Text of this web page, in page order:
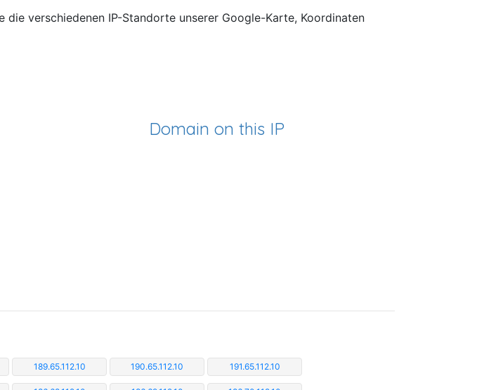
die verschiedenen IP-Standorte unserer Google-Karte, Koordinaten
Domain on this IP
189.65.112.10 190.65.112.10 191.65.112.10